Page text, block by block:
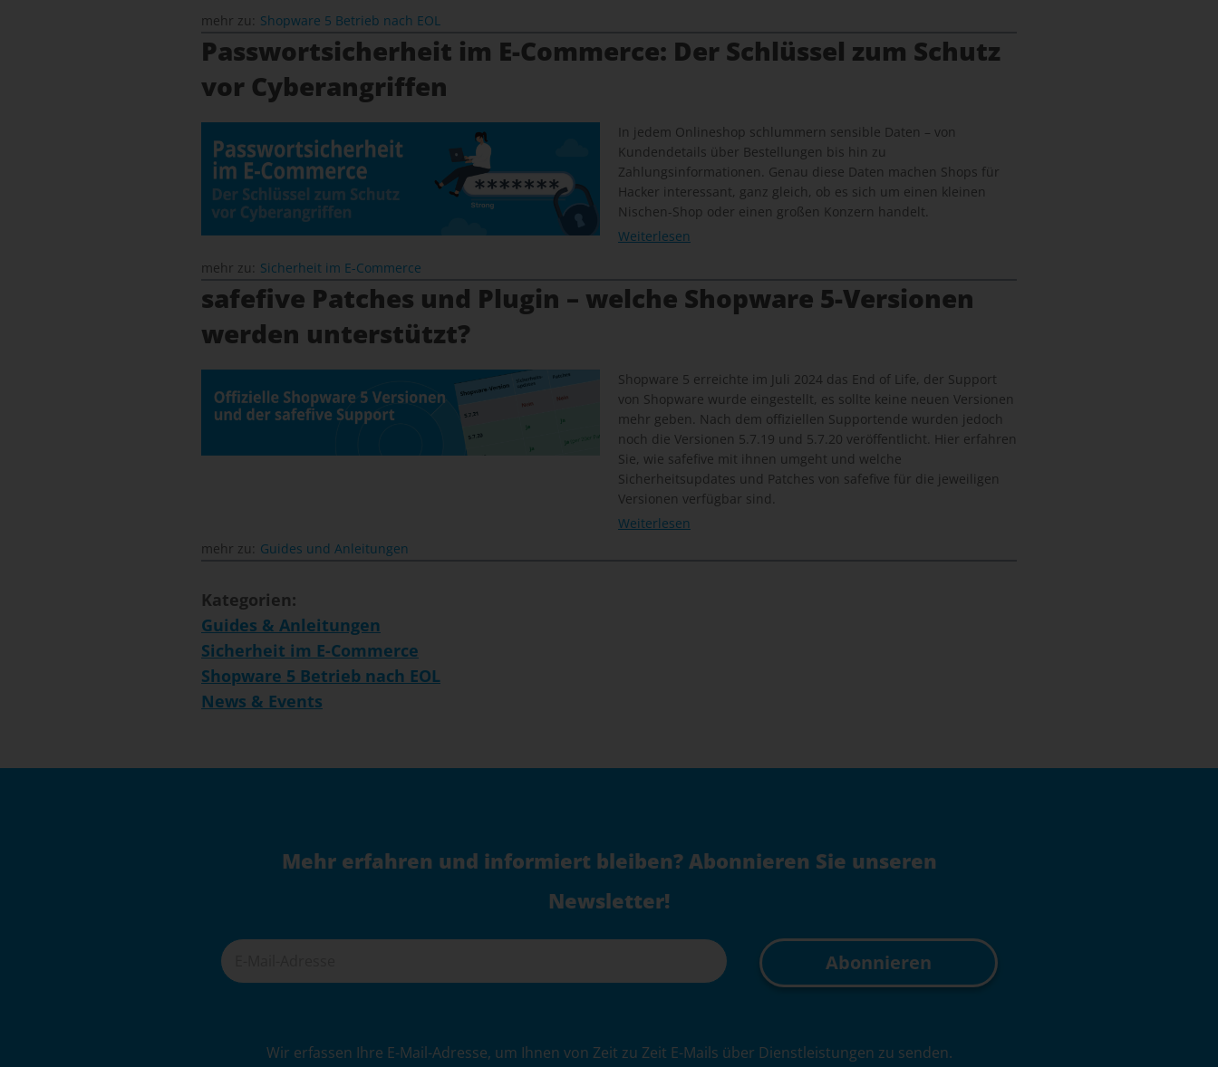
mehr zu: Shopware 5 Betrieb nach EOL
Passwortsicherheit im E-Commerce: Der Schlüssel zum Schutz
vor Cyberangriffen
In jedem Onlineshop schlummern sensible Daten – von
Kundendetails über Bestellungen bis hin zu
Zahlungsinformationen. Genau diese Daten machen Shops für
Hacker interessant, ganz gleich, ob es sich um einen kleinen
Nischen-Shop oder einen großen Konzern handelt.
Weiterlesen
mehr zu: Sicherheit im E-Commerce
safefive Patches und Plugin – welche Shopware 5-Versionen
werden unterstützt?
Shopware 5 erreichte im Juli 2024 das End of Life, der Support
von Shopware wurde eingestellt, es sollte keine neuen Versionen
mehr geben. Nach dem offiziellen Supportende wurden jedoch
noch die Versionen 5.7.19 und 5.7.20 veröffentlicht. Hier erfahren
Sie, wie safefive mit ihnen umgeht und welche
Sicherheitsupdates und Patches von safefive für die jeweiligen
Versionen verfügbar sind.
Weiterlesen
mehr zu: Guides und Anleitungen
Kategorien:
Guides & Anleitungen
Sicherheit im E-Commerce
Shopware 5 Betrieb nach EOL
News & Events
Mehr erfahren und informiert bleiben? Abonnieren Sie unseren
Newsletter!
Wir erfassen Ihre E-Mail-Adresse, um Ihnen von Zeit zu Zeit E-Mails über Dienstleistungen zu senden.